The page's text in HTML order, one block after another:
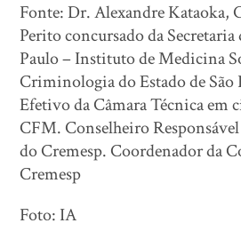
Fonte: Dr. Alexandre Kataoka,
Perito concursado da Secretaria
Paulo – Instituto de Medicina
Criminologia do Estado de
Efetivo da Câmara Técnica em
CFM. Conselheiro
do Cremesp. Coordenador da
Cremesp
Foto: IA